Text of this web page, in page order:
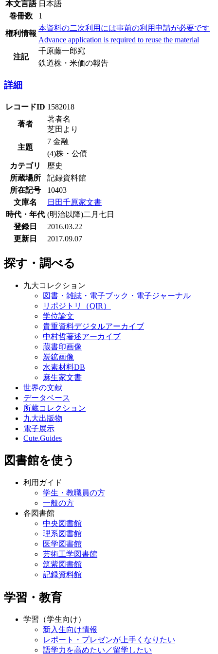
本文言語 日本語
巻冊数
1
権利情報
本資料の二次利用には事前の利用申請が必要です
Advance application is required to reuse the material
注記
千原藤一郎宛
鉄道株・米価の報告
詳細
レコードID 1582018
著者
著者名
芝田より
主題
7 金融
(4)株・公債
カテゴリ
歴史
所蔵場所
記録資料館
所在記号
10403
文庫名
日田千原家文書
時代・年代 (明治以降)二月七日
登録日
2016.03.22
更新日
2017.09.07
探す・調べる
九大コレクション
図書・雑誌・電子ブック・電子ジャーナル
リポジトリ（QIR）
学位論文
貴重資料デジタルアーカイブ
中村哲著述アーカイブ
蔵書印画像
炭鉱画像
水素材料DB
麻生家文書
世界の文献
データベース
所蔵コレクション
九大出版物
電子展示
Cute.Guides
図書館を使う
利用ガイド
学生・教職員の方
一般の方
各図書館
中央図書館
理系図書館
医学図書館
芸術工学図書館
筑紫図書館
記録資料館
学習・教育
学習（学生向け）
新入生向け情報
レポート・プレゼンが上手くなりたい
語学力を高めたい／留学したい